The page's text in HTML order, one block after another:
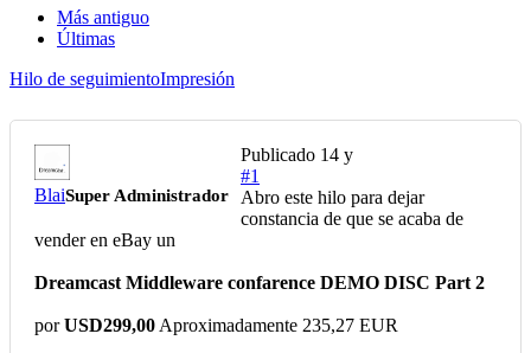
Más antiguo
Últimas
Hilo de seguimientoImpresión
BlaiSuper Administrador
Publicado 14 y
#1
Abro este hilo para dejar
constancia de que se acaba de
vender en eBay un
Dreamcast Middleware confarence DEMO DISC Part 2
porUSD299,00 Aproximadamente 235,27 EUR